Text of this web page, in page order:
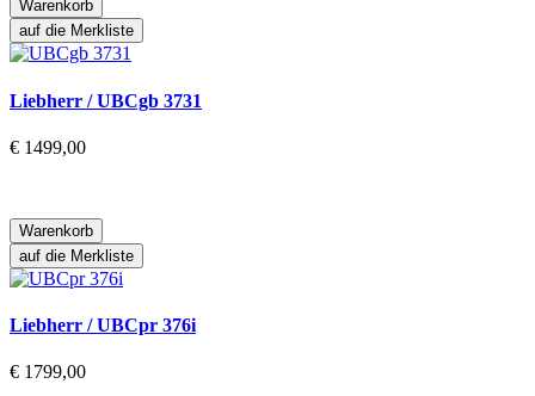
Warenkorb
auf die Merkliste
Liebherr / UBCgb 3731
€ 1499,00
Warenkorb
auf die Merkliste
Liebherr / UBCpr 376i
€ 1799,00